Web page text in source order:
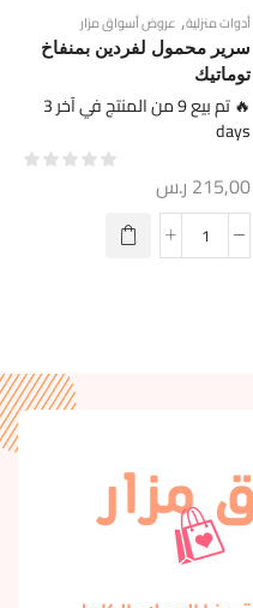
أدوات منزلية, عروض أسواق مزار
سرير محمول لفردين بمنفاخ
توماتيك
🔥 تم بيع 9 من المنتج في آخر 3
days
215,00 ر.س